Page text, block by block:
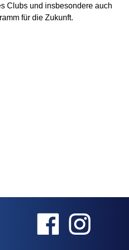
Clubs und insbesondere auch
für die Zukunft.